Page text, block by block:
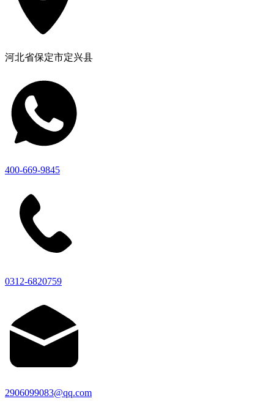
河北省保定市定兴县
400-669-9845
0312-6820759
2906099083@qq.com